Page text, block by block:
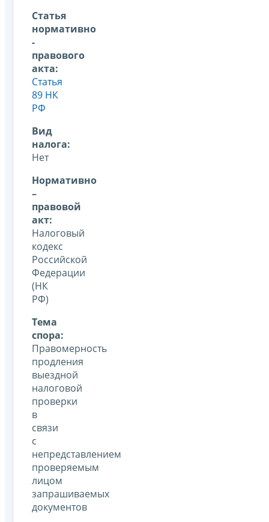
Статья
нормативно
-
правового
акта:
Статья
89 НК
РФ
Вид
налога:
Нет
Нормативно
–
правовой
акт:
Налоговый
кодекс
Российской
Федерации
(НК
РФ)
Тема
спора:
Правомерность
продления
выездной
налоговой
проверки
в
связи
с
непредставлением
проверяемым
лицом
запрашиваемых
документов